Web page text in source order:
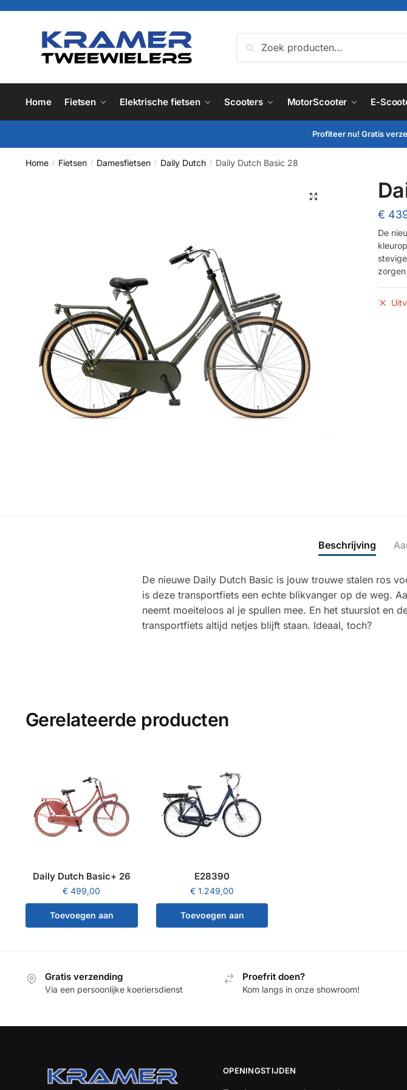
naar:
Zoeken
Home Fietsen Elektrische fietsen Scooters MotorScooter E-
Profiteer nu! Gratis
Home / Fietsen / Damesfietsen / Daily Dutch / Daily Dutch Basic 28
🔍
€
De
Beschrijving
De nieuwe Daily Dutch Basic is jouw trouwe stalen ros
is deze transportfiets een echte blikvanger op de weg.
neemt moeiteloos al je spullen mee. En het stuurslot en
transportfiets altijd netjes blijft staan. Ideaal, toch?
Gerelateerde producten
Daily Dutch Basic+ 26
€ 499,00
Toevoegen aan
E28390
€ 1.249,00
Toevoegen aan
Gratis verzending
Via een persoonlijke koeriersdienst
Proefrit doen?
Kom langs in onze showroom!
OPENINGSTIJDEN